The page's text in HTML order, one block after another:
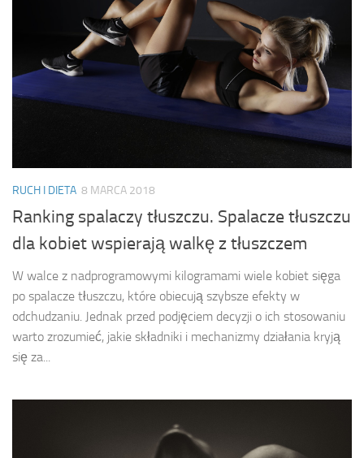
RUCH I DIETA 8 MARCA 2018
Ranking spalaczy tłuszczu. Spalacze tłuszczu
dla kobiet wspierają walkę z tłuszczem
W walce z nadprogramowymi kilogramami wiele kobiet sięga
po spalacze tłuszczu, które obiecują szybsze efekty w
odchudzaniu. Jednak przed podjęciem decyzji o ich stosowaniu
warto zrozumieć, jakie składniki i mechanizmy działania kryją
się za...